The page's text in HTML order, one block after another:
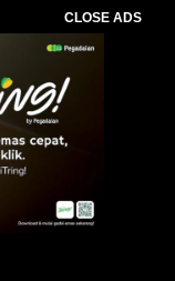
CLOSE ADS